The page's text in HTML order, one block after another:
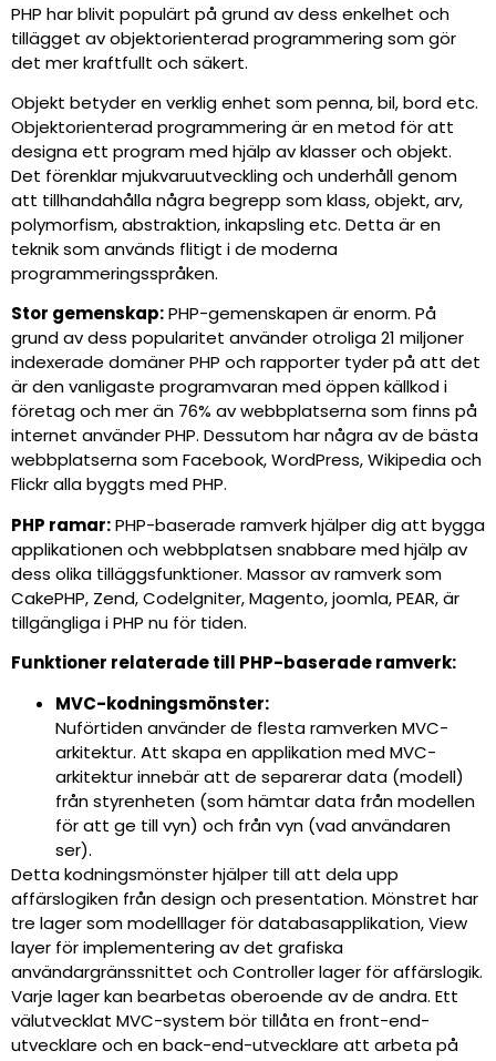
PHP har blivit populärt på grund av dess enkelhet och
tillägget av objektorienterad programmering som gör
det mer kraftfullt och säkert.
Objekt betyder en verklig enhet som penna, bil, bord etc.
Objektorienterad programmering är en metod för att
designa ett program med hjälp av klasser och objekt.
Det förenklar mjukvaruutveckling och underhåll genom
att tillhandahålla några begrepp som klass, objekt, arv,
polymorfism, abstraktion, inkapsling etc. Detta är en
teknik som används flitigt i de moderna
programmeringsspråken.
Stor gemenskap:PHP-gemenskapen är enorm. På
grund av dess popularitet använder otroliga 21 miljoner
indexerade domäner PHP och rapporter tyder på att det
är den vanligaste programvaran med öppen källkod i
företag och mer än 76% av webbplatserna som finns på
internet använder PHP. Dessutom har några av de bästa
webbplatserna som Facebook, WordPress, Wikipedia och
Flickr alla byggts med PHP.
PHP ramar:PHP-baserade ramverk hjälper dig att bygga
applikationen och webbplatsen snabbare med hjälp av
dess olika tilläggsfunktioner. Massor av ramverk som
CakePHP, Zend, Codelgniter, Magento, joomla, PEAR, är
tillgängliga i PHP nu för tiden.
Funktioner relaterade till PHP-baserade ramverk:
MVC-kodningsmönster:
Nuförtiden använder de flesta ramverken MVC-
arkitektur. Att skapa en applikation med MVC-
arkitektur innebär att de separerar data (modell)
från styrenheten (som hämtar data från modellen
för att ge till vyn) och från vyn (vad användaren
ser).
Detta kodningsmönster hjälper till att dela upp
affärslogiken från design och presentation. Mönstret har
tre lager som modelllager för databasapplikation, View
layer för implementering av det grafiska
användargränssnittet och Controller lager för affärslogik.
Varje lager kan bearbetas oberoende av de andra. Ett
välutvecklat MVC-system bör tillåta en front-end-
utvecklare och en back-end-utvecklare att arbeta på